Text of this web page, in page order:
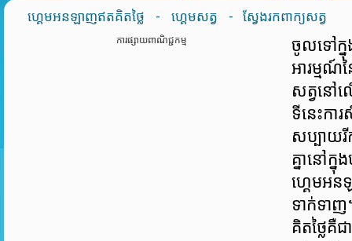
ហ្គេមអនឡាញឥតគិតថ្លៃ - ហ្គេមសត្វ - ស្វែងរកពាក្យសត្វ
ការផ្សាយពាណិជ្ជកម្ម
ចូលទៅក្នុ
អារម្មណ៍ន
សត្វនៅ
ទីនេះកា
សប្បាយរី
គ្នានៅក្
ហ្គេមអ
ទាក់ទា
គិតថ្លៃគឺ